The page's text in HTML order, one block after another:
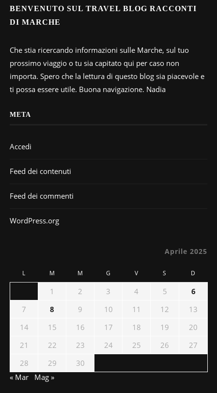
BENVENUTO SUL TRAVEL BLOG RACCONTI
DI MARCHE
Che stia ricercando informazioni sulle Marche, sul tuo
prossimo viaggio o tu sia capitato qui per caso non
importa. Spero che la lettura di questo blog sia piacevole e
ti possa essere utile. Buona navigazione. Nadia
META
Accedi
Feed dei contenuti
Feed dei commenti
WordPress.org
Aprile 2025
L M M G V S D
1 2 3 4 5
6
7
8 9 10 11 12
13
14
15 16 17 18 19
20
21
22 23 24 25 26
27
28
29
30
« Mar
Mag »